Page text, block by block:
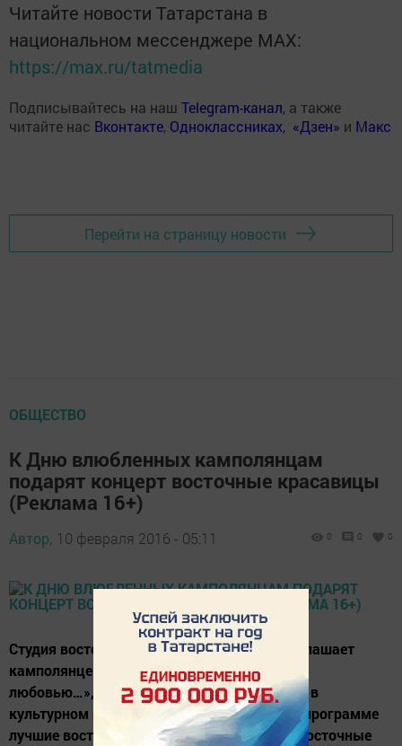
Читайте новости Татарстана в
национальном мессенджере MАХ:
https://max.ru/tatmedia
Подписывайтесь на наш Telegram-канал, а также
читайте нас Вконтакте, Одноклассниках, «Дзен» и Макс
Перейти на страницу новости
ОБЩЕСТВО
К Дню влюбленных камполянцам
подарят концерт восточные красавицы
(Реклама 16+)
Автор, 10 февраля 2016 - 05:11 0 0 0
Студия восточных танцев «Махаббат» приглашает
камполянцев на концертную программу «С
любовью…», которая состоится 13 февраля в
культурном центре «Чулман-Су» в 17.00. В программе
лучшие восточные танцы студии, детские восточные